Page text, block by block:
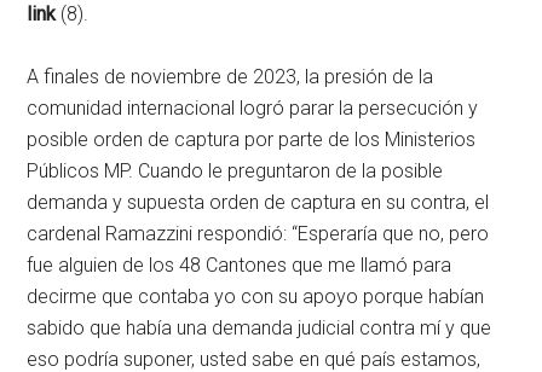
link (8).
A finales de noviembre de 2023, la presión de la
comunidad internacional logró parar la persecución y
posible orden de captura por parte de los Ministerios
Públicos MP. Cuando le preguntaron de la posible
demanda y supuesta orden de captura en su contra, el
cardenal Ramazzini respondió: “Esperaría que no, pero
fue alguien de los 48 Cantones que me llamó para
decirme que contaba yo con su apoyo porque habían
sabido que había una demanda judicial contra mí y que
eso podría suponer, usted sabe en qué país estamos,